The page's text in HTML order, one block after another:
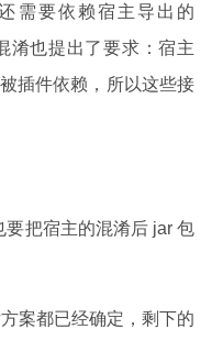
需要依赖宿主导出的
淆也提出了要求：宿主
插件依赖，所以这些接
把宿主的混淆后 jar 包
案都已经确定，剩下的